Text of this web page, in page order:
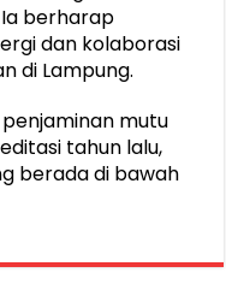
berharap
dan kolaborasi
di Lampung.
mutu
tahun lalu,
berada di bawah